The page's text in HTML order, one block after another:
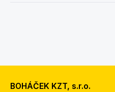
BOHÁČEK KZT, s.r.o.